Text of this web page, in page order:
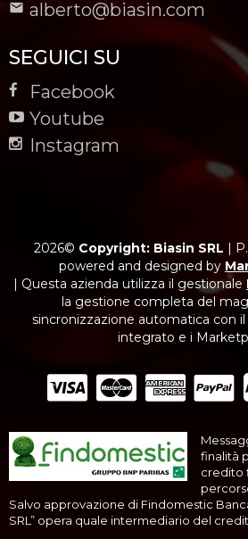
alberto@biasin.com
SEGUICI SU
Facebook
Youtube
Instagram
2026© Copyright: Biasin SRL |
powered and designed by
| Questa azienda utilizza il gestionale
la gestione completa del
sincronizzazione automatica con
integrato e i
finalità
credito
Salvo approvazione di Findomestic
SRL” opera quale intermediario del